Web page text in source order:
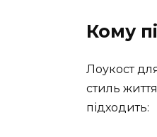
Кому
Лоукост
стиль
підходить: